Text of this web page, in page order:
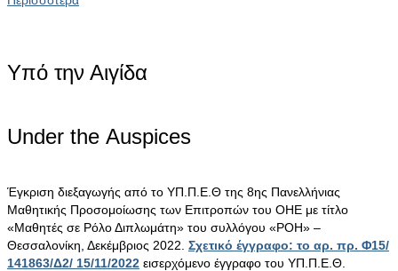
Υπό την Αιγίδα
Under the Αuspices
Έγκριση διεξαγωγής από το ΥΠ.Π.Ε.Θ της 8ης Πανελλήνιας
Μαθητικής Προσομοίωσης των Επιτροπών του ΟΗΕ με τίτλο
«Μαθητές σε Ρόλο Διπλωμάτη» του συλλόγου «ΡΟΗ» –
Θεσσαλονίκη, Δεκέμβριος 2022. Σχετικό έγγραφο: το αρ. πρ. Φ15/
141863/Δ2/ 15/11/2022 εισερχόμενο έγγραφο του ΥΠ.Π.Ε.Θ.